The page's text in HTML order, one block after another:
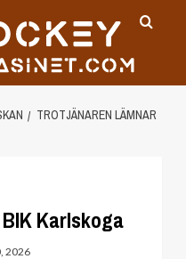
TROTJÄNAREN LÄMNAR
Karlskoga
2026